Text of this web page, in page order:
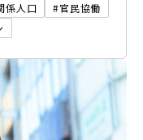
係人口
#官民協働